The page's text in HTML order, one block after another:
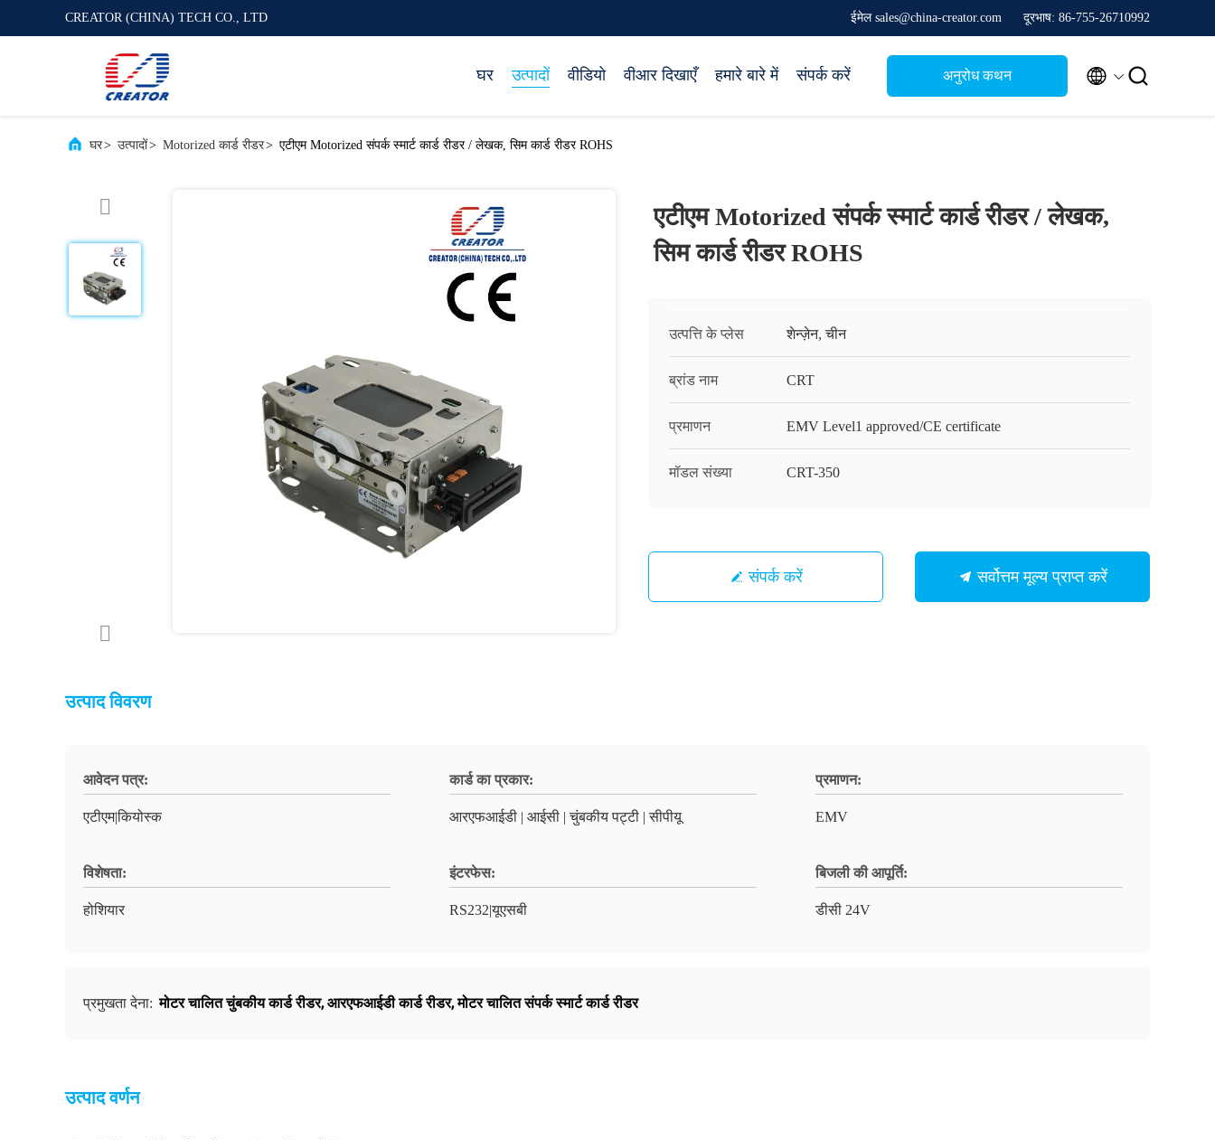
CREATOR (CHINA) TECH CO., LTD ईमेल sales@china-creator.com दूरभाष: 86-755-26710992
घर उत्पादों वीडियो वीआर दिखाएँ हमारे बारे में संपर्क करें अनुरोध कथन  
घर> उत्पादों> Motorized कार्ड रीडर> एटीएम Motorized संपर्क स्मार्ट कार्ड रीडर / लेखक, सिम कार्ड रीडर ROHS
एटीएम Motorized संपर्क स्मार्ट कार्ड रीडर / लेखक,
सिम कार्ड रीडर ROHS
उत्पत्ति के प्लेस शेन्ज़ेन, चीन
ब्रांड नाम CRT
प्रमाणन EMV Level1 approved/CE certificate
मॉडल संख्या CRT-350
संपर्क करें सर्वोत्तम मूल्य प्राप्त करें
उत्पाद विवरण
आवेदन पत्र:
एटीएम|कियोस्क
कार्ड का प्रकार:
आरएफआईडी | आईसी | चुंबकीय पट्टी | सीपीयू
प्रमाणन:
EMV
विशेषता:
होशियार
इंटरफेस:
RS232|यूएसबी
बिजली की आपूर्ति:
डीसी 24V
प्रमुखता देना: मोटर चालित चुंबकीय कार्ड रीडर,आरएफआईडी कार्ड रीडर,मोटर चालित संपर्क स्मार्ट कार्ड रीडर
उत्पाद वर्णन